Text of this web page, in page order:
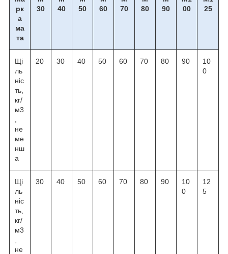
рк
а
ма
та
30
40
50
60
70
80
90
00
25
Щі
ль
ніс
ть,
кг/
м3
не
ме
нш
а
20 30 40 50 60 70 80 90
10
0
Щі
ль
ніс
ть,
кг/
м3
не
30 40 50 60 70 80 90
10
0
12
5